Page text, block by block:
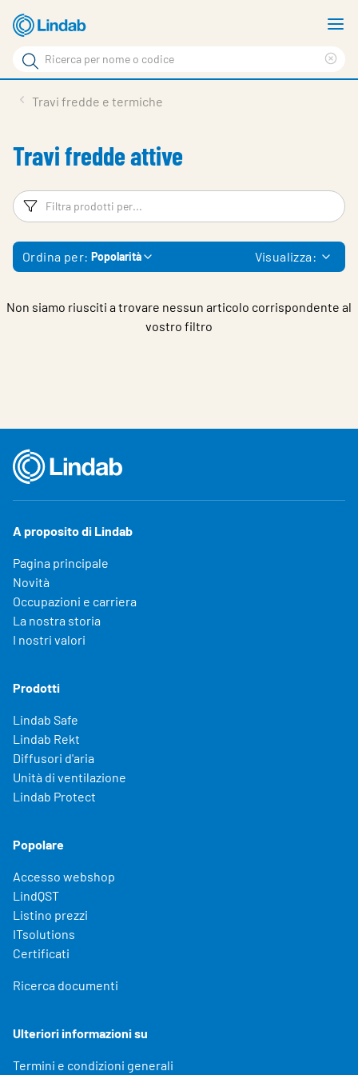
Log
visionare
Cerca
Cerca
Su Lindab
Su Tecnovent
Contatti
Download
Travi fredde e termiche
Travi fredde attive
Filtri
Ordina per: Popolarità Visualizza:
Non siamo riusciti a trovare nessun articolo corrispondente al
vostro filtro
A proposito di Lindab
Pagina principale
Novità
Occupazioni e carriera
La nostra storia
I nostri valori
Prodotti
Lindab Safe
Lindab Rekt
Diffusori d'aria
Unità di ventilazione
Lindab Protect
Popolare
Accesso webshop
LindQST
Listino prezzi
ITsolutions
Certificati
Ricerca documenti
Ulteriori informazioni su
Termini e condizioni generali